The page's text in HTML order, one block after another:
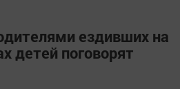
ездивших на
детей поговорят